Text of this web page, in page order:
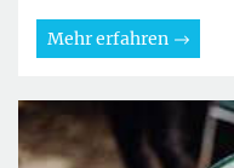
Mehr erfahren